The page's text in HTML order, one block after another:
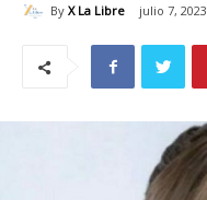
By X La Libre julio 7, 2023